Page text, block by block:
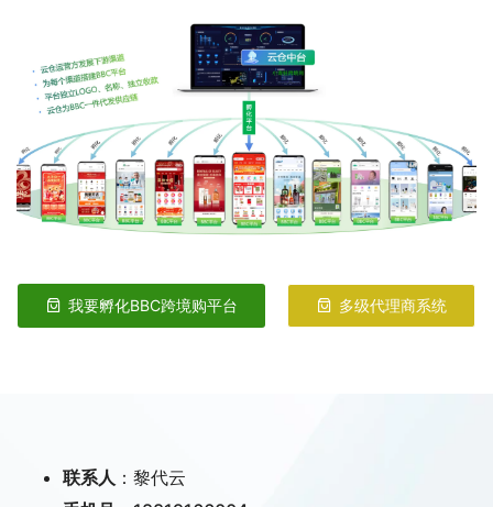
我要孵化BBC跨境购平台 多级代理商系统
联系人 ：黎代云